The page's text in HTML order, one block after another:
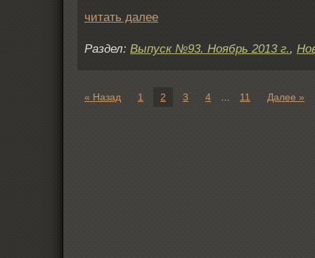
читать далее
Раздел: Выпуск №93. Ноябрь 2013 г.,
« Назад 1 2 3 4 … 11 Далее »